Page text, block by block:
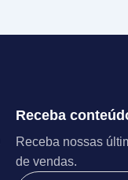
Receba
Receba nossas
de vendas.